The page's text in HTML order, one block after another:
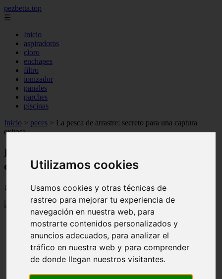
Utilizamos cookies
Usamos cookies y otras técnicas de
rastreo para mejorar tu experiencia de
navegación en nuestra web, para
mostrarte contenidos personalizados y
anuncios adecuados, para analizar el
tráfico en nuestra web y para comprender
de donde llegan nuestros visitantes.
pezbetta.top
☰
Inicio
aspiradoras
cloro
enchapes
filtro
ionizador
panales
parches
piscinas
Inicio > peces > La pesca de arrastre: secreto para una captura
exitosa
La pesca de arrastre: secreto para una
captura exitosa
📅 09/08/2025